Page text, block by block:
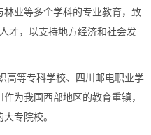
业等多个学科的专业教育，致
才，以支持地方经济和社会发
高等专科学校、四川邮电职业学
为我国西部地区的教育重镇，
专院校。